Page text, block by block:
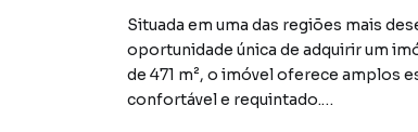
Situada em uma das regiões mais
oportunidade única de adquirir um
de 471 m², o imóvel oferece amplos
confortável e requintado.